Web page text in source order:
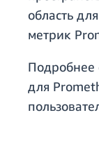
область
метрик
Подробнее
для